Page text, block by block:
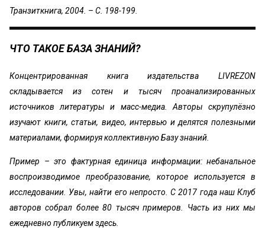
Транзиткнига, 2004. – С. 198-199.
ЧТО ТАКОЕ БАЗА ЗНАНИЙ?
Концентрированная книга издательства LIVREZON
складывается из сотен и тысяч проанализированных
источников литературы и масс-медиа. Авторы скрупулёзно
изучают книги, статьи, видео, интервью и делятся полезными
материалами, формируя коллективную Базу знаний.
Пример – это фактурная единица информации: небанальное
воспроизводимое преобразование, которое используется в
исследовании. Увы, найти его непросто. С 2017 года наш Клуб
авторов собрал более 80 тысяч примеров. Часть из них мы
ежедневно публикуем здесь.